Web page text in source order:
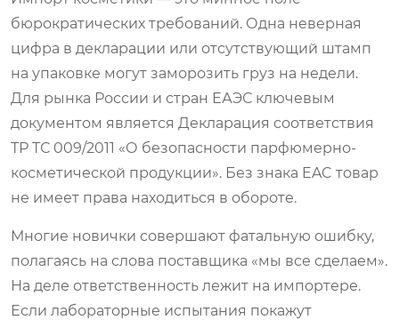
бюрократических требований. Одна неверная
цифра в декларации или отсутствующий штамп
на упаковке могут заморозить груз на недели.
Для рынка России и стран ЕАЭС ключевым
документом является Декларация соответствия
ТР ТС 009/2011 «О безопасности парфюмерно-
косметической продукции». Без знака EAC товар
не имеет права находиться в обороте.
Многие новички совершают фатальную ошибку,
полагаясь на слова поставщика «мы все сделаем».
На деле ответственность лежит на импортере.
Если лабораторные испытания покажут